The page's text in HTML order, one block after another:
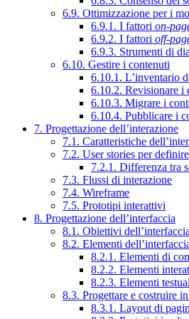
6.9. Ottimizzazione per i
6.9.1. I fattori on-
6.9.2. I fattori off-
6.9.3. Strumenti di
6.10. Gestire i contenuti
6.10.1. L’inventario
6.10.2. Revisionare i
6.10.3. Migrare i
6.10.4. Pubblicare i
7. Progettazione dell’interazione
7.1. Caratteristiche
7.2. User stories per
7.2.1. Differenza tra
7.3. Flussi di interazione
7.4. Wireframe
7.5. Prototipi interattivi
8. Progettazione dell’interfaccia
8.1. Obiettivi dell’interfaccia
8.2. Elementi
8.2.1. Elementi di
8.2.2. Elementi
8.2.3. Elementi
8.3. Progettare e costruire
8.3.1. Layout di